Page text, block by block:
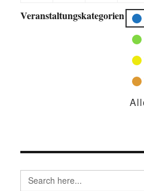
August
September
2026
Veranstaltungskategorien
Search
for: